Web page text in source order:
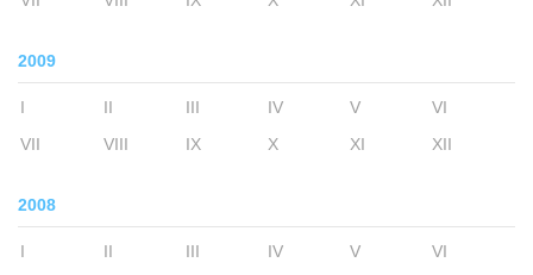
2009
I II III IV V
VI
VII
VIII IX X XI XII
2008
I II III IV V
VI